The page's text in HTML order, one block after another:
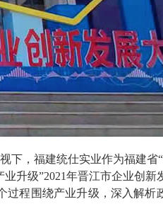
下，福建统仕实业作为福建省
升级”2021年晋江市企业创新
程围绕产业升级，深入解析